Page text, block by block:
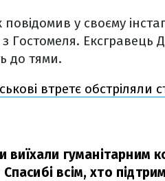
у своєму
Гостомеля. Ексгравець
до тями.
втретє
виїхали гуманітарним
всім, хто